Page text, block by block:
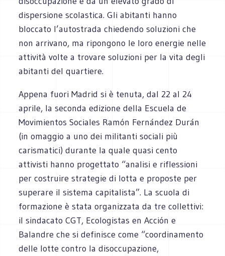
dispersione scolastica. Gli abitanti hanno
bloccato l’autostrada chiedendo soluzioni che
non arrivano, ma ripongono le loro energie nelle
attività volte a trovare soluzioni per la vita degli
abitanti del quartiere.
Appena fuori Madrid si è tenuta, dal 22 al 24
aprile, la seconda edizione della Escuela de
Movimientos Sociales Ramón Fernández Durán
(in omaggio a uno dei militanti sociali più
carismatici) durante la quale quasi cento
attivisti hanno progettato “analisi e riflessioni
per costruire strategie di lotta e proposte per
superare il sistema capitalista”. La scuola di
formazione è stata organizzata da tre collettivi:
il sindacato CGT, Ecologistas en Acción e
Balandre che si definisce come “coordinamento
delle lotte contro la disoccupazione,